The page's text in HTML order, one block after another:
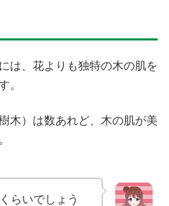
は、花よりも独特の木の肌を
。
木）は数あれど、木の肌が美
らいでしょう